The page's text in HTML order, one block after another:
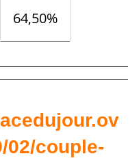
64,50%
02/couple-